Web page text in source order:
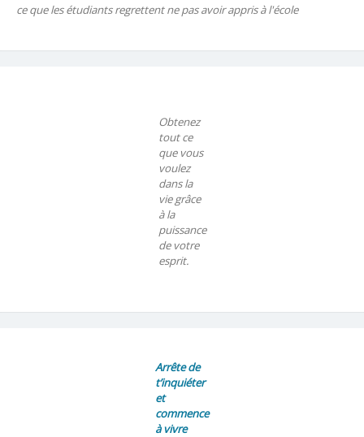
ce que les étudiants regrettent ne pas avoir appris à l'école
Obtenez
tout ce
que vous
voulez
dans la
vie grâce
à la
puissance
de votre
esprit.
Arrête de
t’inquiéter
et
commence
à vivre